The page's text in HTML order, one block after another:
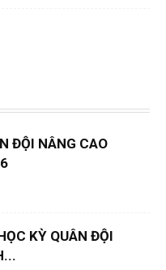
ĐỘI NÂNG CAO
KỲ QUÂN ĐỘI